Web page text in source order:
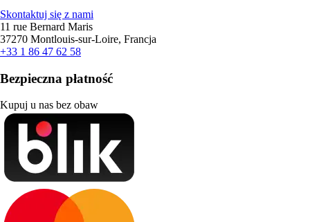
Skontaktuj się z nami
11 rue Bernard Maris
37270 Montlouis-sur-Loire, Francja
+33 1 86 47 62 58
Bezpieczna płatność
Kupuj u nas bez obaw